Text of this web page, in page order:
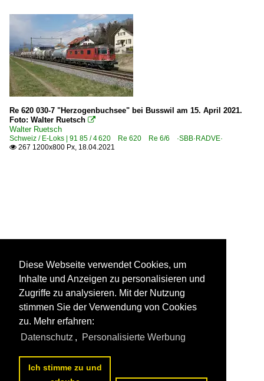
Re 620 030-7 "Herzogenbuchsee" bei Busswil am 15. April 2021.
Foto: Walter Ruetsch 
Walter Ruetsch
Schweiz / E-Loks | 91 85 / 4 620 Re 620 Re 6/6 ·SBB·RADVE·
 267 1200x800 Px, 18.04.2021
Diese Webseite verwendet Cookies, um
Inhalte und Anzeigen zu personalisieren und
Zugriffe zu analysieren. Mit der Nutzung
stimmen Sie der Verwendung von Cookies
zu. Mehr erfahren:
Datenschutz , Personalisierte Werbung
Ich stimme zu und